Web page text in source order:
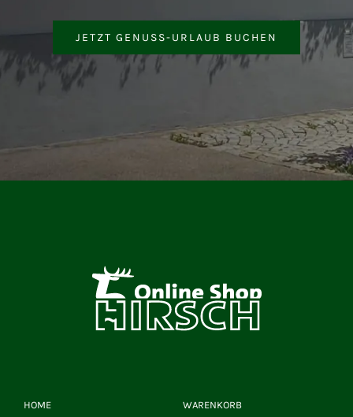
JETZT GENUSS-URLAUB BUCHEN
HOME WARENKORB